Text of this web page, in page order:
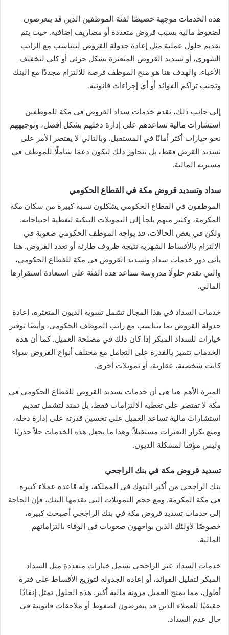
هذه الخدمات موجهة خصيصًا لفئة الموظفين الذين قد يتعرضون
لضغوط مالية بسبب قروض متعددة أو مصاريف إضافية. حيث يتم
تقديم حلول عملية مثل إعادة جدولة القروض لتتناسب مع الراتب
الشهري، أو تسديد القروض المتعثرة بشكل جزئي أو كلي لتخفيف
الأعباء. والهدف هنا هو منح الموظف فرصة للالتزام مجددًا مع البنك
وتجنب تراكم الفوائد أو أي إجراءات قانونية.
إلى جانب ذلك، تقدم خدمات سداد القروض في مكة للموظفين
استشارات مالية تساعدهم على إدارة دخلهم بشكل أفضل، وتوجيههم
نحو خيارات أكثر أمانًا في المستقبل. وبالتالي لا يقتصر الأمر على
تسديد القرض فقط، بل يتجاوز ذلك ليكون دعمًا شاملًا للموظف في
مسيرته المالية.
سداد وتسديد قروض مكة في القطاع الحكومي
الموظفون في القطاع الحكومي يشكلون نسبة كبيرة من سكان مكة
المكرمة، وكثير منهم يلجأ إلى التمويلات البنكية لتغطية احتياجاته.
ولكن في بعض الحالات، قد يواجه الموظف الحكومي صعوبة في
الالتزام بالأقساط الشهرية نتيجة ظروف طارئة أو تعدد القروض. هنا
يأتي دور خدمات سداد وتسديد القروض في مكة للقطاع الحكومي،
والتي تقدم حلولًا مدروسة تساعد هذه الفئة على استعادة استقرارها
المالي.
خدمات السداد في هذا المجال تشمل تسوية الديون المتعثرة، إعادة
جدولة القروض بما يتناسب مع راتب الموظف الحكومي، وأيضًا توفير
خيارات للسداد المبكر إذا كان ذلك في مصلحة العميل. كما أن هذه
الخدمات تتميز بالقدرة على التعامل مع مختلف أنواع القروض سواء
كانت شخصية، عقارية، أو تمويلات أخرى.
الميزة الأهم هنا هي أن خدمات تسديد القروض للقطاع الحكومي في
مكة لا تقتصر على تغطية الالتزامات فقط، بل تمتد لتشمل تقديم
استشارات مالية تساعد العميل على تحسين قدرته على إدارة دخله،
ومنع تكرار التعثرات مستقبلاً. وهذا ما يجعل هذه الخدمات حلاً جذريًا
وليس مؤقتًا لمشكلة الديون.
تسديد قروض مكة في بنك الراجحي
بنك الراجحي من أكبر البنوك في المملكة، وله قاعدة عملاء كبيرة
في مكة المكرمة. ومع حجم التمويلات التي يقدمها البنك، فإن الحاجة
إلى خدمات تسديد قروض مكة في بنك الراجحي أصبحت كبيرة،
خصوصًا لأولئك الذين يواجهون صعوبات في الوفاء بالتزاماتهم
المالية.
خدمات السداد عبر الراجحي تشمل خيارات متعددة مثل السداد
المبكر لتقليل الفوائد، أو إعادة الجدولة لتوزيع الأقساط على فترة
أطول، مما يمنح العميل مرونة مالية أكبر. هذه الحلول تمثل إنقاذًا
حقيقيًا للعملاء الذين قد يتعرضون لضغوط أو ملاحقات قانونية في
حال عدم السداد.